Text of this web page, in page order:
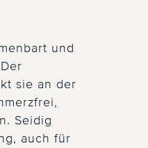
und
sie an der
Seidig
auch für